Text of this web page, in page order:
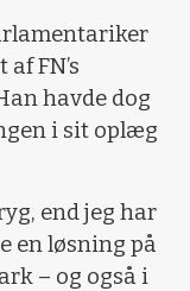
FN’s
havde dog
i sit oplæg
end jeg har
en løsning på
– og også i